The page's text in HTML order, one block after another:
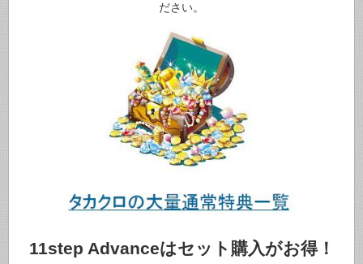
ださい。
11step Advanceはセット購入がお得！